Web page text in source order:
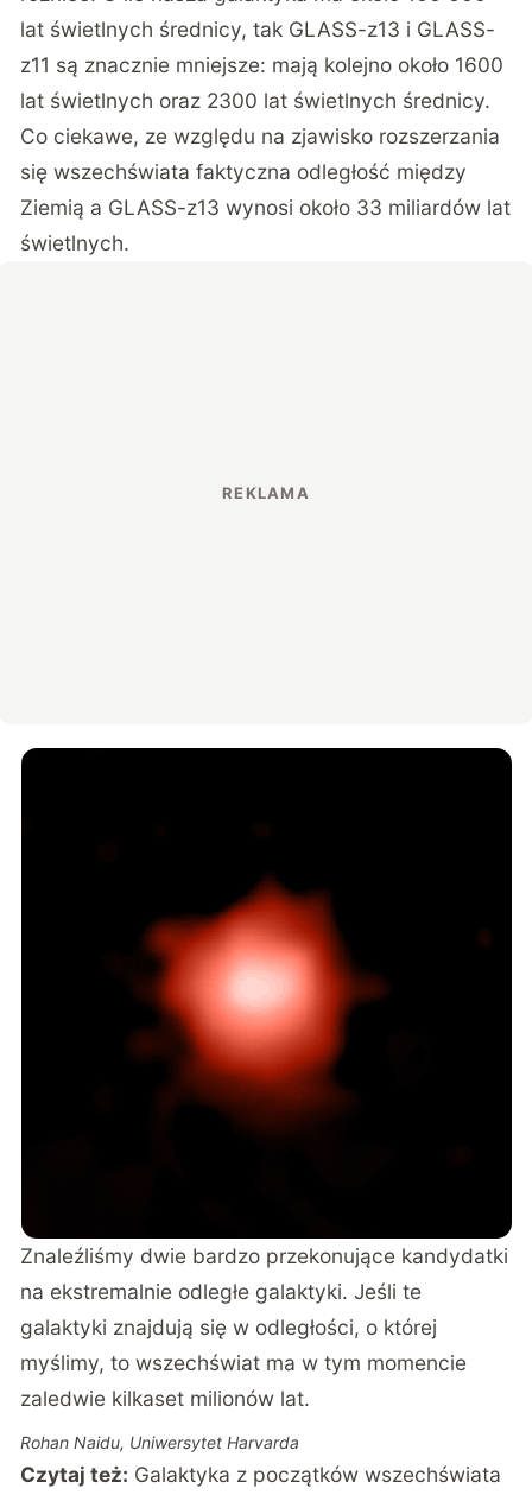
lat świetlnych średnicy, tak GLASS-z13 i GLASS-
z11 są znacznie mniejsze: mają kolejno około 1600
lat świetlnych oraz 2300 lat świetlnych średnicy.
Co ciekawe, ze względu na zjawisko rozszerzania
się wszechświata faktyczna odległość między
Ziemią a GLASS-z13 wynosi około 33 miliardów lat
świetlnych.
Znaleźliśmy dwie bardzo przekonujące kandydatki
na ekstremalnie odległe galaktyki. Jeśli te
galaktyki znajdują się w odległości, o której
myślimy, to wszechświat ma w tym momencie
zaledwie kilkaset milionów lat.
Rohan Naidu, Uniwersytet Harvarda
Czytaj też: Galaktyka z początków wszechświata